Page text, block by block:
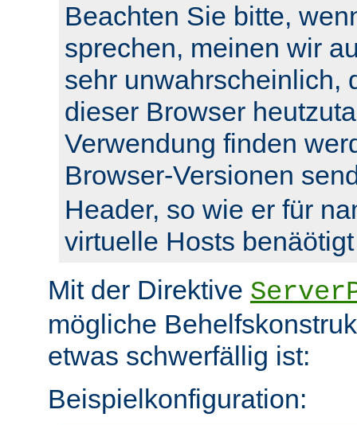
Beachten Sie bitte,
sprechen, meinen wir
sehr unwahrscheinlich,
dieser Browser
Verwendung finden
Browser-Versionen
Header, so wie er für
virtuelle Hosts
Mit der Direktive
mögliche
etwas schwerfällig ist:
Beispielkonfiguration: